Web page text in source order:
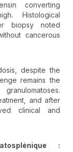
converting
Histological
biopsy noted
cancerous
despite the
remains the
and after
clinical and
: